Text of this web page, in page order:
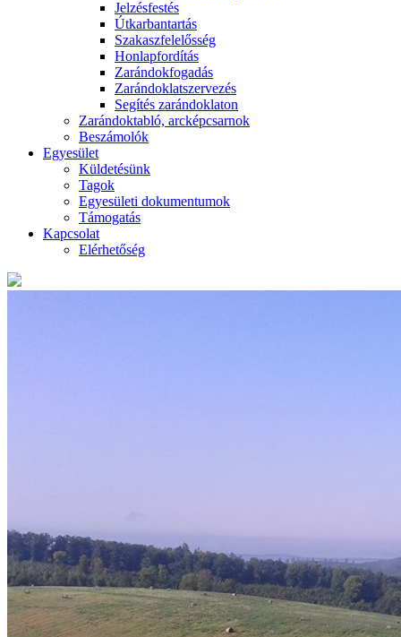
Jelzésfestés
Útkarbantartás
Szakaszfelelősség
Honlapfordítás
Zarándokfogadás
Zarándoklatszervezés
Segítés zarándoklaton
Zarándoktabló, arcképcsarnok
Beszámolók
Egyesület
Küldetésünk
Tagok
Egyesületi dokumentumok
Támogatás
Kapcsolat
Elérhetőség